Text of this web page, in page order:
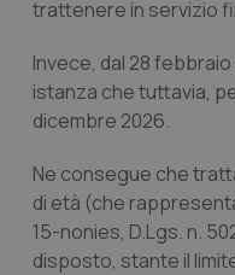
trattenere in servizio
Invece, dal 28
istanza che tuttavia,
dicembre 2026.
Ne consegue che
di età (che
15-nonies, D.Lgs. n.
disposto, stante il